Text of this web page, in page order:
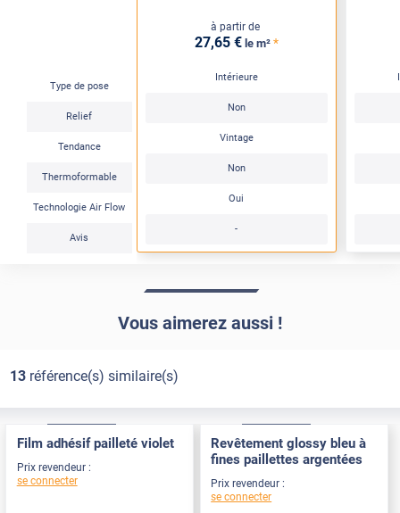
Type de pose
Relief
Tendance
Thermoformable
Technologie Air Flow
Avis
à partir de
27,65 € le m² *
Intérieure
Non
Vintage
Non
Oui
-
Vous aimerez aussi !
13référence(s) similaire(s)
Film adhésif pailleté violet
Prix revendeur :
se connecter
Revêtement glossy bleu à
fines paillettes argentées
Prix revendeur :
se connecter